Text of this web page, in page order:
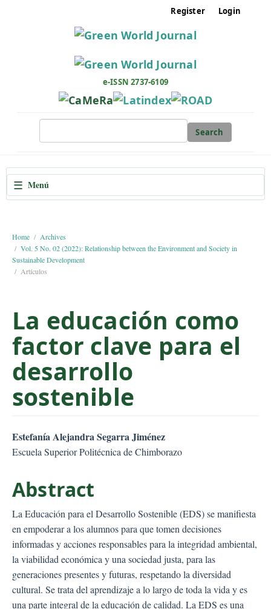
i
o
n
a
i
n
t
e
n
i
e
Register Login
e-ISSN 2737-6109
Search
☰ Menú
Home
Archives
Vol. 5 No. 02 (2022): Relationship between the Environment and Society in
Sustainable Development
Artículos
La educación como
factor clave para el
desarrollo
sostenible
Estefanía Alejandra Segarra Jiménez
Escuela Superior Politécnica de Chimborazo
Abstract
La Educación para el Desarrollo Sostenible (EDS) se manifiesta
en empoderar a los alumnos para que tomen decisiones
informadas y acciones responsables para la integridad ambiental,
la viabilidad económica y una sociedad justa, para las
generaciones presentes y futuras, respetando la diversidad
cultural. Se trata del aprendizaje a lo largo de toda la vida y es
una parte integral de la educación de calidad. La EDS es una